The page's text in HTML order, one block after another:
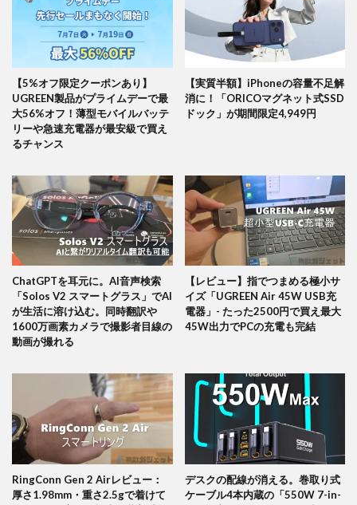
【5%オフ限定クーポンあり】
UGREEN製品がプライムデーで最
大56%オフ！薄型モバイルバッテ
リーや急速充電器が最安級で買え
るチャンス
【実質半額】iPhoneの容量不足解
消に！「ORICOマグネット式SSD
ドック」が期間限定4,949円
ChatGPTを耳元に。AI音声検索
「Solos V2 スマートグラス」でAI
が生活に溶け込む。同時翻訳や
1600万画素カメラで撮影者目線の
動画が撮れる
【レビュー】指でつまめる極小サ
イズ「UGREEN Air 45W USB充
電器」- たった2500円で買え最大
45W出力でPCの充電も完結
RingConn Gen 2 Airレビュー：
厚さ1.98mm・重さ2.5gで着けて
デスクの配線が消える。巻取り式
ケーブル4本内蔵の「550W 7-in-